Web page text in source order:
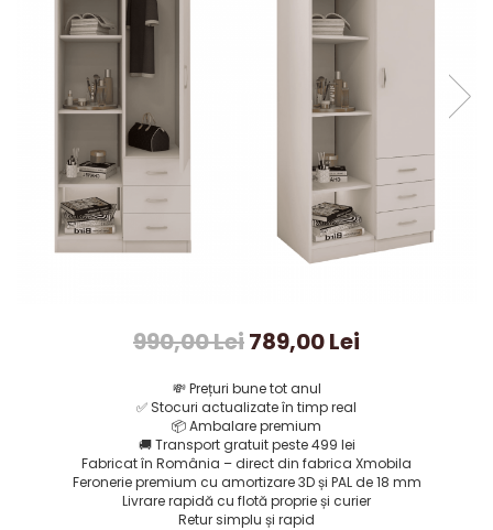
990,00 Lei789,00 Lei
💸 Prețuri bune tot anul
✅ Stocuri actualizate în timp real
📦Ambalare premium
🚚 Transport gratuit peste 499 lei
Fabricat în România – direct din fabrica Xmobila
Feronerie premium cu amortizare 3D și PAL de 18 mm
Livrare rapidă cu flotă proprie și curier
Retur simplu și rapid